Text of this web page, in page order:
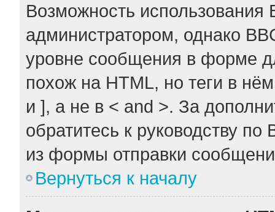
Возможность использования
администратором, однако
уровне сообщения в форме
похож на HTML, но теги в
и ], а не в < and >. За
обратитесь к руководству
из формы отправки
Вернуться к началу